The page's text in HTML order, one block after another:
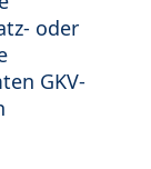
oder
GKV-